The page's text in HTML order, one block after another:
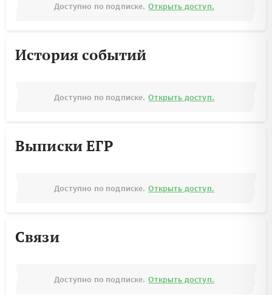
Доступно по подписке. Открыть доступ.
История событий
Доступно по подписке. Открыть доступ.
Выписки ЕГР
Доступно по подписке. Открыть доступ.
Связи
Доступно по подписке. Открыть доступ.